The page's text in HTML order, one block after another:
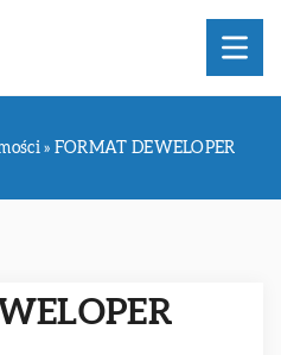
» FORMAT DEWELOPER